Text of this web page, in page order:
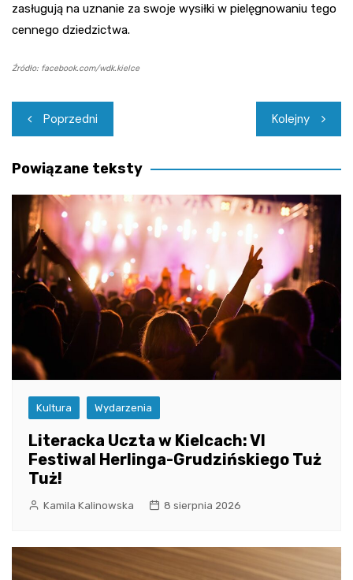
zasługują na uznanie za swoje wysiłki w pielęgnowaniu tego
cennego dziedzictwa.
Źródło: facebook.com/wdk.kielce
Nawigacja
wpisu
Poprzedni Kolejny
Powiązane teksty
Kultura Wydarzenia
Literacka Uczta w Kielcach: VI
Festiwal Herlinga-Grudzińskiego Tuż
Tuż!
Kamila Kalinowska 8 sierpnia 2026